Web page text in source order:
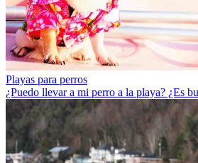
Playas para perros
¿Puedo llevar a mi perro a la playa? ¿Es